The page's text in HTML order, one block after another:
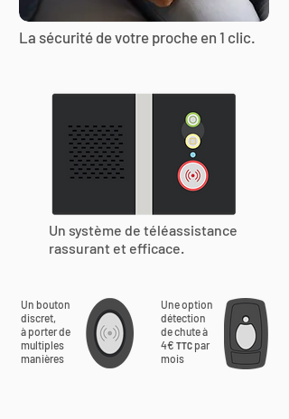
La sécurité de votre proche en 1 clic.
Un système de téléassistance
rassurant et efficace.
Un bouton
discret,
à porter de
multiples
manières
Une option
détection
de chute à
4€ TTC par
mois